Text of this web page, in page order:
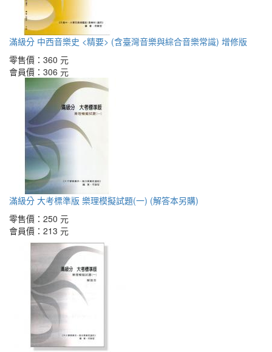
滿級分 中西音樂史 <精要> (含臺灣音樂與綜合音樂常識) 增修版
零售價： 360 元
會員價： 306 元
滿級分 大考標準版 樂理模擬試題(一) (解答本另購)
零售價： 250 元
會員價： 213 元